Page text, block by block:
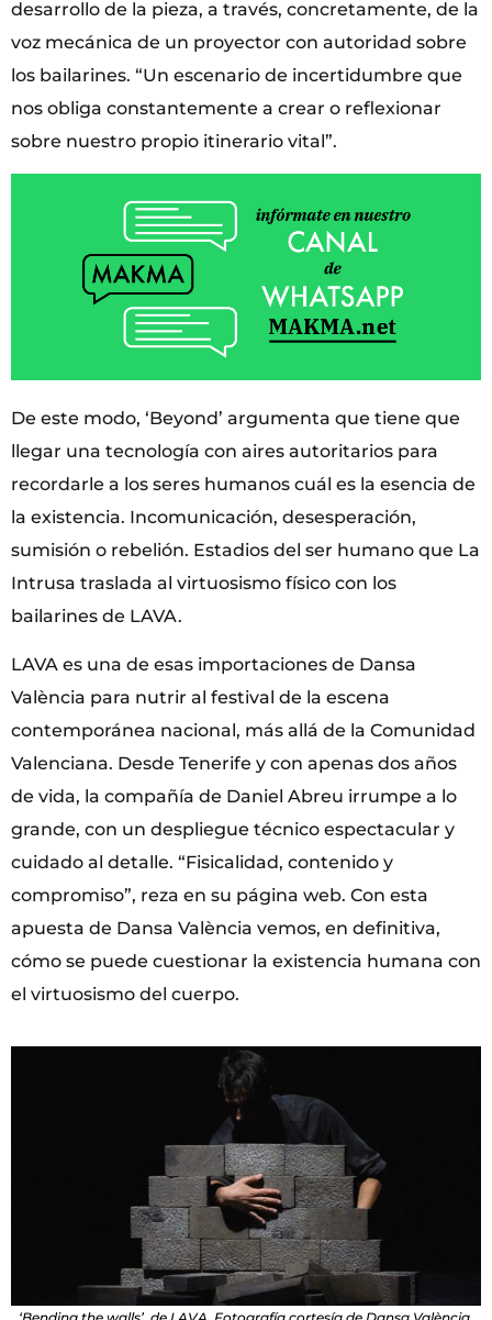
desarrollo de la pieza, a través, concretamente, de la
voz mecánica de un proyector con autoridad sobre
los bailarines. “Un escenario de incertidumbre que
nos obliga constantemente a crear o reflexionar
sobre nuestro propio itinerario vital”.
De este modo, ‘Beyond’ argumenta que tiene que
llegar una tecnología con aires autoritarios para
recordarle a los seres humanos cuál es la esencia de
la existencia. Incomunicación, desesperación,
sumisión o rebelión. Estadios del ser humano que La
Intrusa traslada al virtuosismo físico con los
bailarines de LAVA.
LAVA es una de esas importaciones de Dansa
València para nutrir al festival de la escena
contemporánea nacional, más allá de la Comunidad
Valenciana. Desde Tenerife y con apenas dos años
de vida, la compañía de Daniel Abreu irrumpe a lo
grande, con un despliegue técnico espectacular y
cuidado al detalle. “Fisicalidad, contenido y
compromiso”, reza en su página web. Con esta
apuesta de Dansa València vemos, en definitiva,
cómo se puede cuestionar la existencia humana con
el virtuosismo del cuerpo.